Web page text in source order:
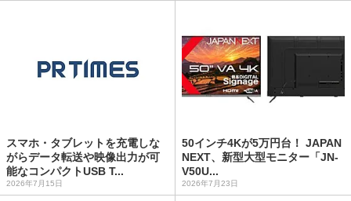
スマホ・タブレットを充電しな
がらデータ転送や映像出力が可
能なコンパクトUSB T...
2026年7月15日
50インチ4Kが5万円台！ JAPAN
NEXT、新型大型モニター「JN-
V50U...
2026年7月23日